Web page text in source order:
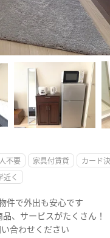
不要 家具付賃貸 カード
近く
件で外出も安心です
、サービスがたくさん！
合わせください